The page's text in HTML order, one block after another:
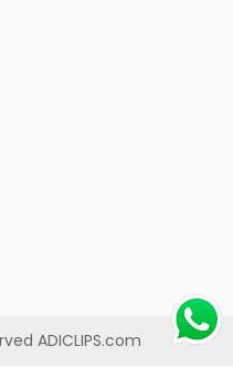
ADICLIPS.com